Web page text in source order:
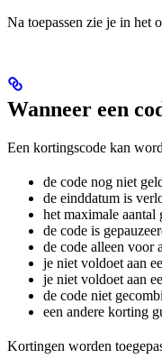
Na toepassen zie je in het
Wanneer een
Een kortingscode kan
de code nog niet
de einddatum is
het maximale aantal
de code is
de code alleen voor
je niet voldoet aan
je niet voldoet aan
de code niet
een andere korting
Kortingen worden